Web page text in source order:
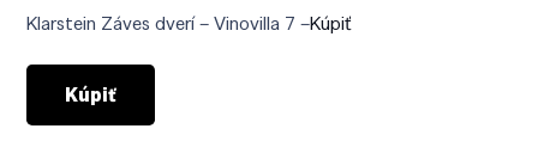
Klarstein Záves dverí – Vinovilla 7 –Kúpiť
Kúpiť